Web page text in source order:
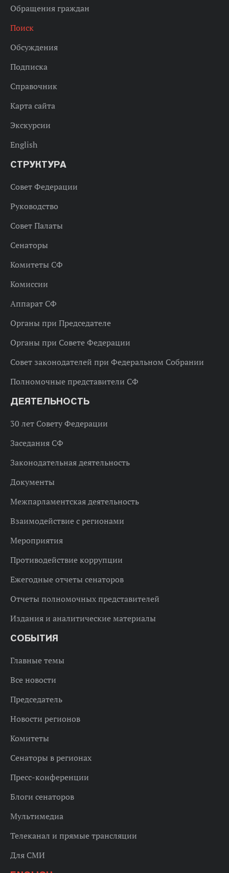
Обращения граждан
Поиск
Обсуждения
Подписка
Справочник
Карта сайта
Экскурсии
English
СТРУКТУРА
Совет Федерации
Руководство
Совет Палаты
Сенаторы
Комитеты СФ
Комиссии
Аппарат СФ
Органы при Председателе
Органы при Совете Федерации
Совет законодателей при Федеральном Собрании
Полномочные представители СФ
ДЕЯТЕЛЬНОСТЬ
30 лет Совету Федерации
Заседания СФ
Законодательная деятельность
Документы
Межпарламентская деятельность
Взаимодействие с регионами
Мероприятия
Противодействие коррупции
Ежегодные отчеты сенаторов
Отчеты полномочных представителей
Издания и аналитические материалы
СОБЫТИЯ
Главные темы
Все новости
Председатель
Новости регионов
Комитеты
Сенаторы в регионах
Пресс-конференции
Блоги сенаторов
Мультимедиа
Телеканал и прямые трансляции
Для СМИ